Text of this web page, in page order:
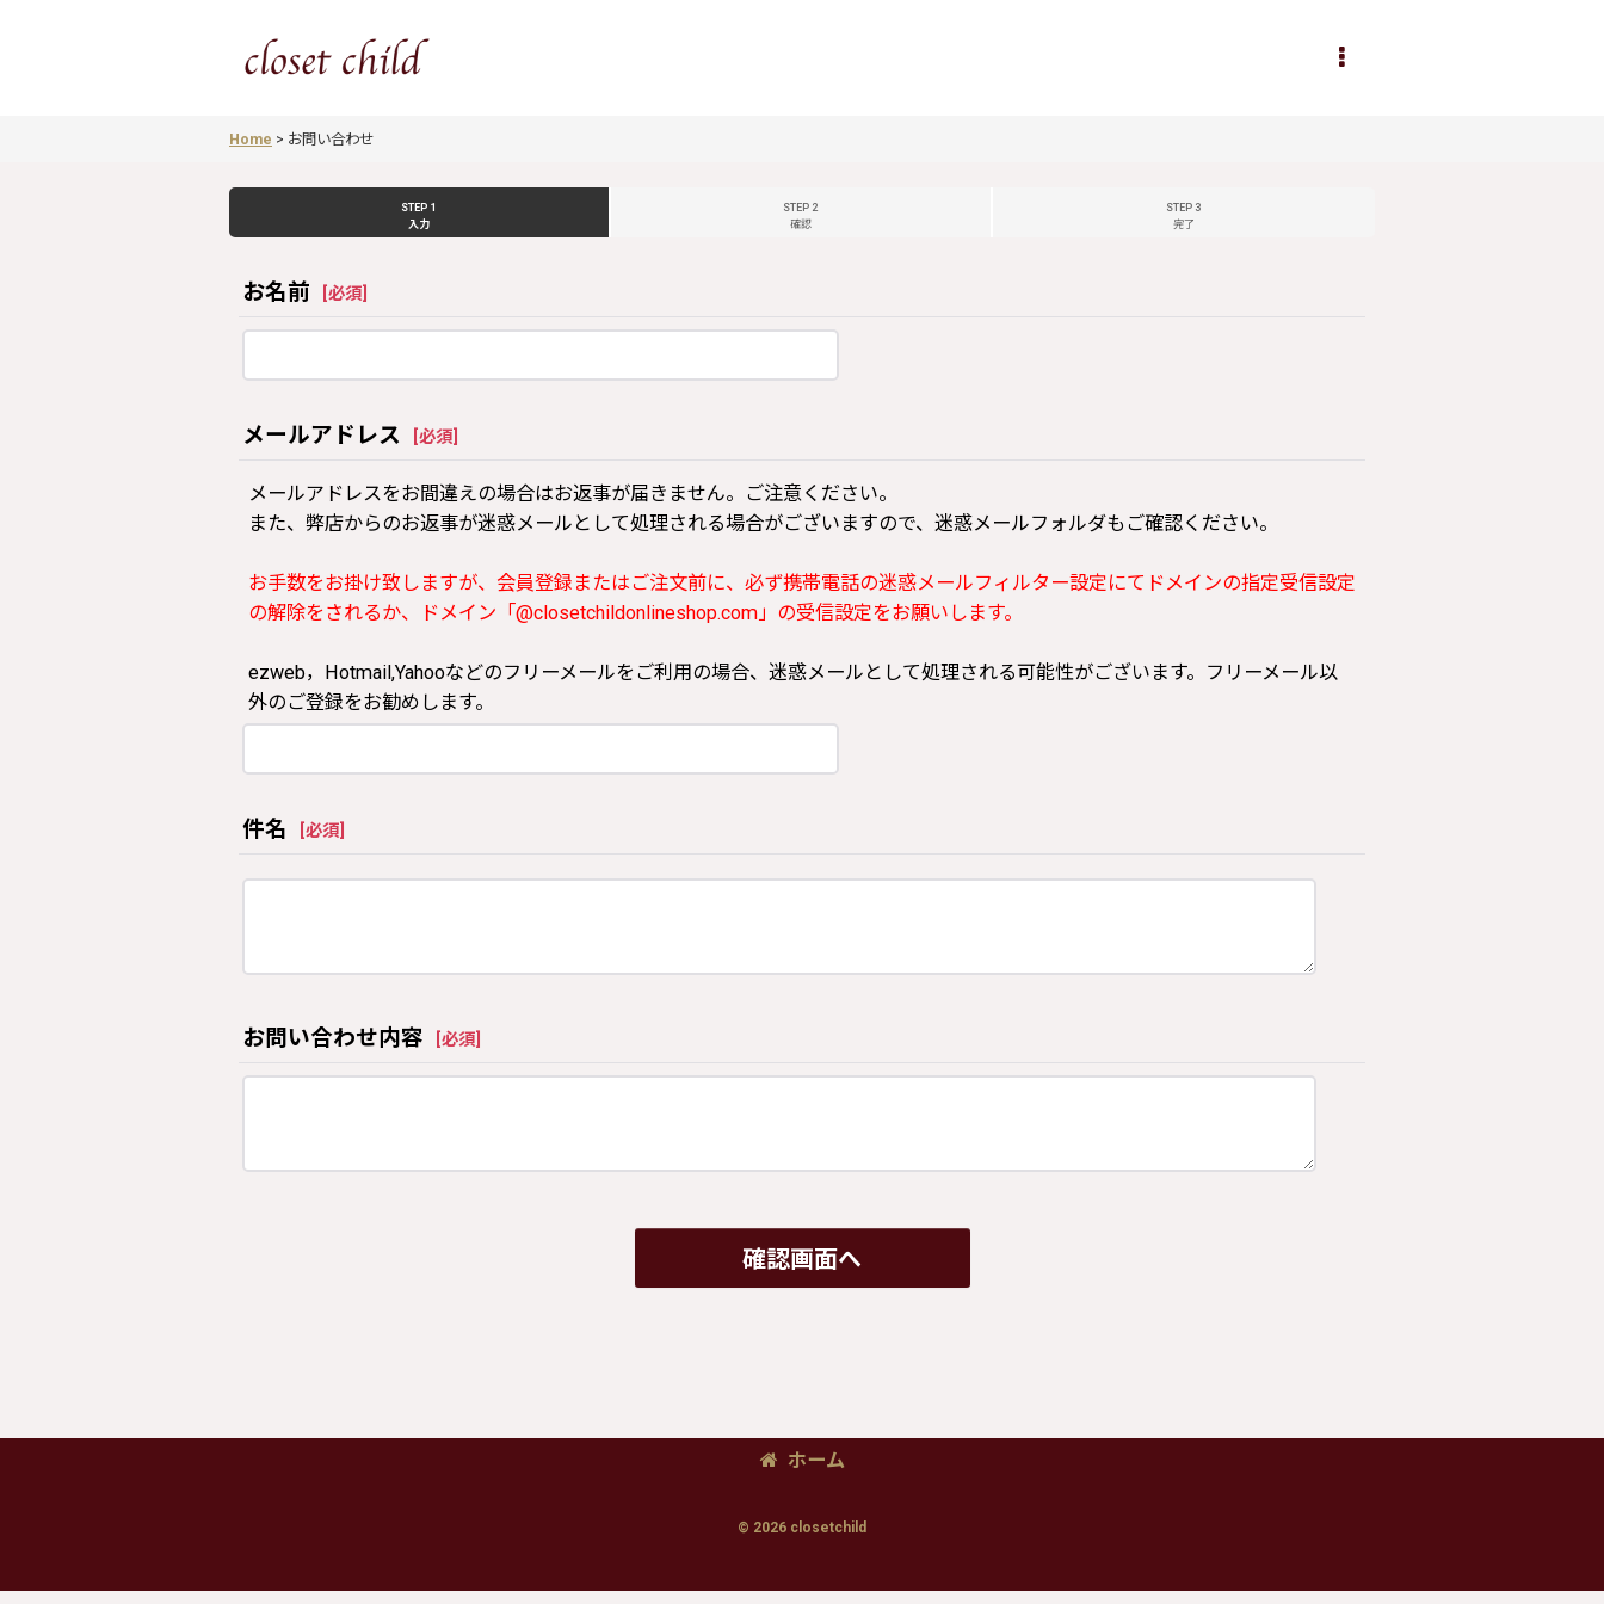
Home > お問い合わせ
STEP 1
入力
STEP 2
確認
STEP 3
完了
お名前 必須
メールアドレス 必須
メールアドレスをお間違えの場合はお返事が届きません。ご注意ください。
また、弊店からのお返事が迷惑メールとして処理される場合がございますので、迷惑メールフォルダもご確認ください。
お手数をお掛け致しますが、会員登録またはご注文前に、必ず携帯電話の迷惑メールフィルター設定にてドメインの指定受信設定
の解除をされるか、ドメイン「@closetchildonlineshop.com」の受信設定をお願いします。
ezweb，Hotmail,Yahooなどのフリーメールをご利用の場合、迷惑メールとして処理される可能性がございます。フリーメール以
外のご登録をお勧めします。
件名 必須
お問い合わせ内容 必須
確認画面へ
ホーム
© 2026 closetchild